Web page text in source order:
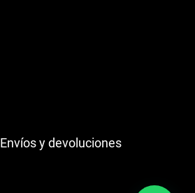
Envíos y devoluciones